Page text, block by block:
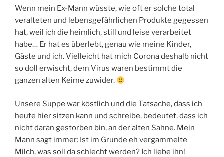
Wenn mein Ex-Mann wüsste, wie oft er solche total
veralteten und lebensgefährlichen Produkte gegessen
hat, weil ich die heimlich, still und leise verarbeitet
habe… Er hat es überlebt, genau wie meine Kinder,
Gäste und ich. Vielleicht hat mich Corona deshalb nicht
so doll erwischt, dem Virus waren bestimmt die
ganzen alten Keime zuwider.
Unsere Suppe war köstlich und die Tatsache, dass ich
heute hier sitzen kann und schreibe, bedeutet, dass ich
nicht daran gestorben bin, an der alten Sahne. Mein
Mann sagt immer: Ist im Grunde eh vergammelte
Milch, was soll da schlecht werden? Ich liebe ihn!